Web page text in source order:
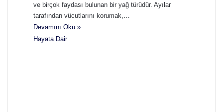
ve birçok faydası bulunan bir yağ türüdür. Ayılar
tarafından vücutlarını korumak,…
Devamını Oku »
Hayata Dair